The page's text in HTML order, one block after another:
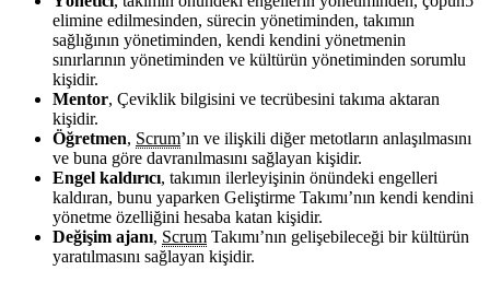
elimine edilmesinden, sürecin yönetiminden, takımın
sağlığının yönetiminden, kendi kendini yönetmenin
sınırlarının yönetiminden ve kültürün yönetiminden sorumlu
kişidir.
Mentor, Çeviklik bilgisini ve tecrübesini takıma aktaran
kişidir.
Öğretmen, Scrum’ın ve ilişkili diğer metotların anlaşılmasını
ve buna göre davranılmasını sağlayan kişidir.
Engel kaldırıcı, takımın ilerleyişinin önündeki engelleri
kaldıran, bunu yaparken Geliştirme Takımı’nın kendi kendini
yönetme özelliğini hesaba katan kişidir.
Değişim ajanı, Scrum Takımı’nın gelişebileceği bir kültürün
yaratılmasını sağlayan kişidir.